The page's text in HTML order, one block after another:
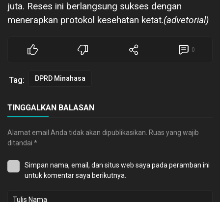
juta. Reses ini berlangsung sukses dengan
menerapkan protokol kesehatan ketat.(advetorial)
0
Tag: DPRD Minahasa
TINGGALKAN BALASAN
Alamat email Anda tidak akan dipublikasikan. Ruas yang wajib
ditandai *
Simpan nama, email, dan situs web saya pada peramban ini
untuk komentar saya berikutnya.